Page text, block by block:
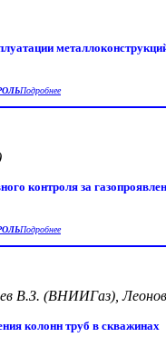
Подробнее
контроля за
Подробнее
В.З. (ВНИИГаз),
колонн труб в скважинах